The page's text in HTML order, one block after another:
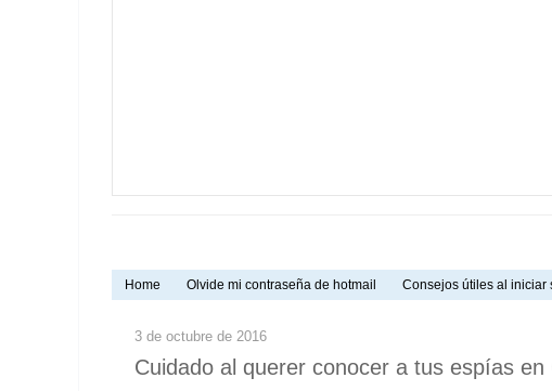
Home Olvide mi contraseña de hotmail Consejos útiles al iniciar
3 de octubre de 2016
Cuidado al querer conocer a tus espías en